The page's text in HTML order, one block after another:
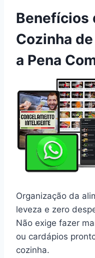
Benefícios
Cozinha
a Pena
Organização da
leveza e zero
Não exige fazer
ou cardápios
cozinha.